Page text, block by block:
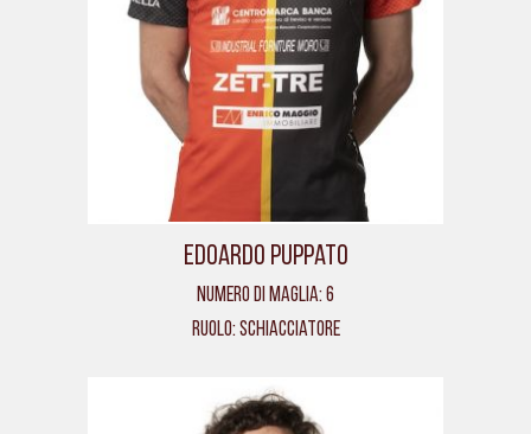
Edoardo Puppato
Numero di maglia: 6
Ruolo: Schiacciatore